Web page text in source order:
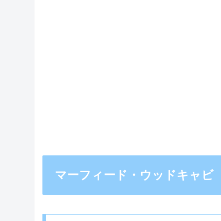
マーフィード・ウッドキャ